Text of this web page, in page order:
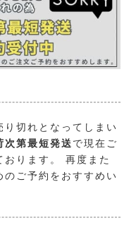
切れとなってしまい
次第最短発送で現在ご
ります。 再度また
ご予約をおすすめい